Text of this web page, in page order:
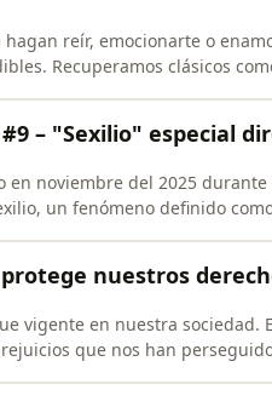
reír, emocionarte o
Recuperamos clásicos
– "Sexilio" especial
noviembre del 2025
un fenómeno definido
nuestros
vigente en nuestra sociedad.
que nos han